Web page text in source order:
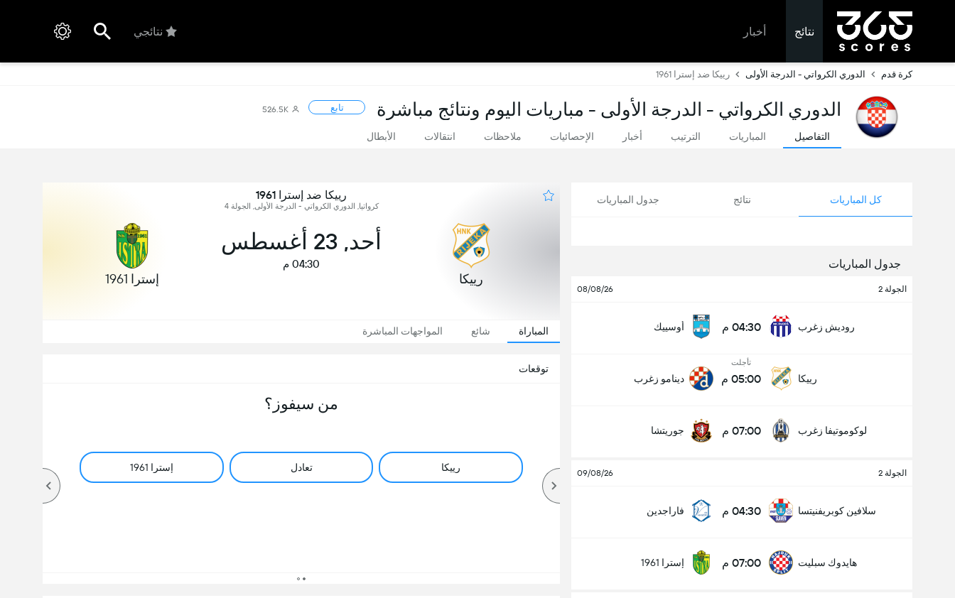
نتائج أخبار نتائجي
كرة قدم الدوري الكرواتي - الدرجة الأولى رييكا ضد إسترا 1961
الدوري الكرواتي - الدرجة الأولى - مباريات اليوم ونتائج مباشرة تابع 526.5K
التفاصيل المباريات الترتيب أخبار الإحصائيات ملاحظات انتقالات الأبطال
كل المباريات نتائج جدول المباريات
جدول المباريات
الجولة 2 08/08/26
روديش زغرب 04:30 م أوسييك
رييكا
تأجلت
05:00 م دينامو زغرب
لوكوموتيفا زغرب 07:00 م جوريتشا
الجولة 2 09/08/26
سلافين كوبريفنيتسا 04:30 م فاراجدين
هايدوك سبليت 07:00 م إسترا 1961
رييكا ضد إسترا 1961
كرواتيا, الدوري الكرواتي - الدرجة الأولى, الجولة 4
رييكا
أحد, 23 أغسطس
04:30 م
إسترا 1961
المباراة شائع المواجهات المباشرة
توقعات
من سيفوز؟
رييكا تعادل إسترا 1961 أقل